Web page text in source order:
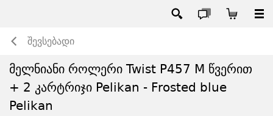
შევსებადი
მელნიანი როლერი Twist P457 M წვერით
+ 2 კარტრიჯი Pelikan - Frosted blue
Pelikan